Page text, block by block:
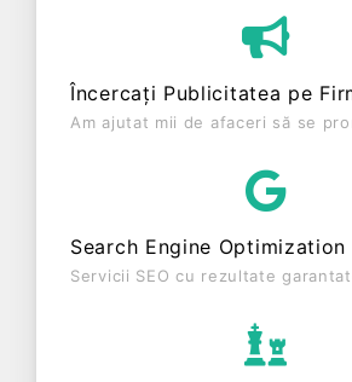
Încercați Publicitatea pe
Am ajutat mii de afaceri să se
Search Engine Optimization
Servicii SEO cu rezultate